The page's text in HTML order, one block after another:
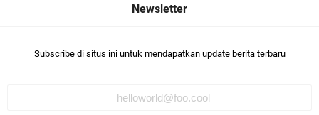
Siap Mengajar Tanpa Ribet! Download Modul
(KBC) Lengkap
Subscribe di situs ini untuk mendapatkan update berita terbaru